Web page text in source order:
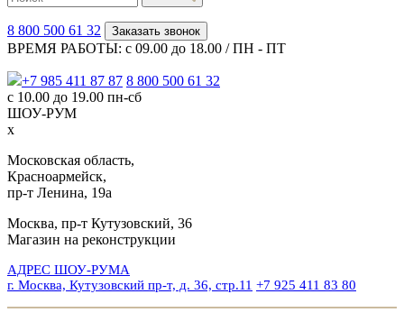
8 800 500 61 32 Заказать звонок
ВРЕМЯ РАБОТЫ: с 09.00 до 18.00 / ПН - ПТ
+7 985 411 87 87 8 800 500 61 32
с 10.00 до 19.00 пн-сб
ШОУ-РУМ
x
Московская область,
Красноармейск,
пр-т Ленина, 19а
Москва, пр-т Кутузовский, 36
Магазин на реконструкции
АДРЕС ШОУ-РУМА
г. Москва, Кутузовский пр-т, д. 36, стр.11 +7 925 411 83 80